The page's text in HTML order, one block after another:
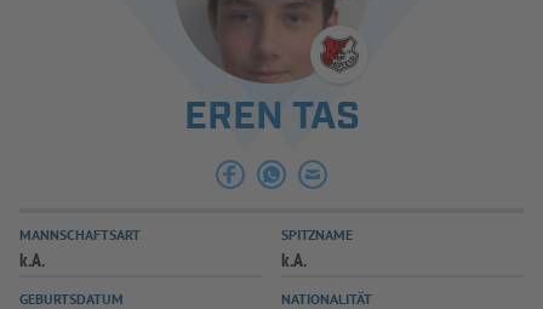
SPIELBETRIEB & VERBANDSLEBEN
AUSBILDUNG & FÖRDERUNG
SPIELPLUS
EREN TAS
MANNSCHAFTSART
k.A.
SPITZNAME
k.A.
GEBURTSDATUM NATIONALITÄT